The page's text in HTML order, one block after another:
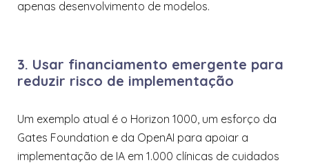
apenas desenvolvimento de modelos.
3. Usar financiamento emergente para
reduzir risco de implementação
Um exemplo atual é o Horizon 1000, um esforço da
Gates Foundation e da OpenAI para apoiar a
implementação de IA em 1.000 clínicas de cuidados